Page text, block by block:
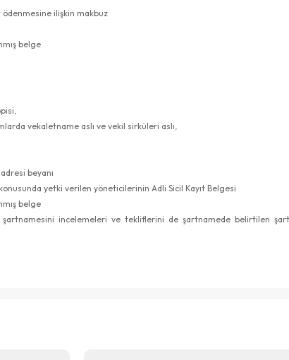
ödenmesine ilişkin makbuz
belge
vekaletname aslı ve vekil sirküleri aslı,
beyanı
yetki verilen yöneticilerinin Adli Sicil Kayıt Belgesi
belge
incelemeleri ve tekliflerini de şartnamede belirtilen